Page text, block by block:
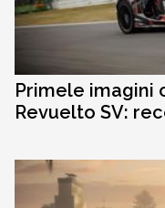
Primele imagini
Revuelto SV: